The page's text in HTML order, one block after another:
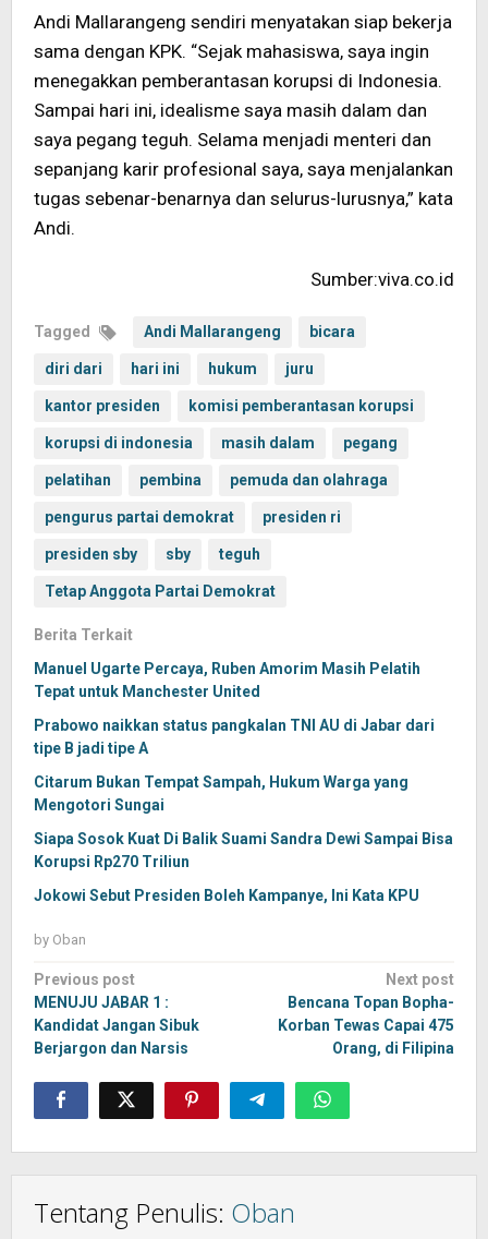
Andi Mallarangeng sendiri menyatakan siap bekerja
sama dengan KPK. “Sejak mahasiswa, saya ingin
menegakkan pemberantasan korupsi di Indonesia.
Sampai hari ini, idealisme saya masih dalam dan
saya pegang teguh. Selama menjadi menteri dan
sepanjang karir profesional saya, saya menjalankan
tugas sebenar-benarnya dan selurus-lurusnya,” kata
Andi.
Sumber:viva.co.id
Tagged Andi Mallarangeng bicara
diri dari hari ini hukum juru
kantor presiden komisi pemberantasan korupsi
korupsi di indonesia masih dalam pegang
pelatihan pembina pemuda dan olahraga
pengurus partai demokrat presiden ri
presiden sby sby teguh
Tetap Anggota Partai Demokrat
Berita Terkait
Manuel Ugarte Percaya, Ruben Amorim Masih Pelatih
Tepat untuk Manchester United
Prabowo naikkan status pangkalan TNI AU di Jabar dari
tipe B jadi tipe A
Citarum Bukan Tempat Sampah, Hukum Warga yang
Mengotori Sungai
Siapa Sosok Kuat Di Balik Suami Sandra Dewi Sampai Bisa
Korupsi Rp270 Triliun
Jokowi Sebut Presiden Boleh Kampanye, Ini Kata KPU
by Oban
Post
navigation
Previous post
MENUJU JABAR 1 :
Kandidat Jangan Sibuk
Berjargon dan Narsis
Next post
Bencana Topan Bopha-
Korban Tewas Capai 475
Orang, di Filipina
Tentang Penulis: Oban